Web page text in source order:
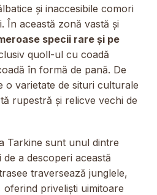
și inaccesibile comori
În această zonă vastă și
specii rare și pe
quoll-ul cu coadă
în formă de pană. De
o varietate de situri culturale
rupestră și relicve vechi de
Tarkine sunt unul dintre
a descoperi această
traversează junglele,
oferind priveliști uimitoare